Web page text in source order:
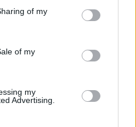
uses one or more Google
information including but
behaviour. You may click to
and its third-party tags to
of my
of my
my
Advertising.